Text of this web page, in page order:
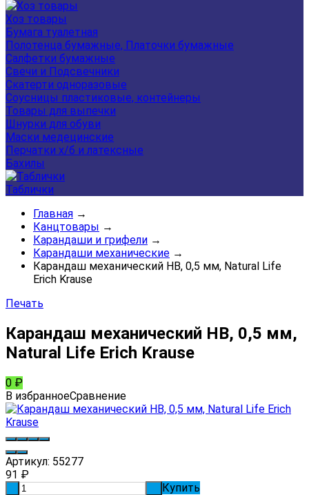
Хоз товары
Бумага туалетная
Полотенца бумажные, Платочки бумажные
Салфетки бумажные
Свечи и Подсвечники
Скатерти одноразовые
Соусницы пластиковые, контейнеры
Товары для выпечки
Шнурки для обуви
Маски медецинские
Перчатки х/б и латексные
Бахилы
Таблички
Главная →
Канцтовары →
Карандаши и грифели →
Карандаши механические →
Карандаш механический HB, 0,5 мм, Natural Life
Erich Krause
Печать
Карандаш механический HB, 0,5 мм,
Natural Life Erich Krause
0 ₽
В избранноеСравнение
Артикул: 55277
91 ₽
Купить